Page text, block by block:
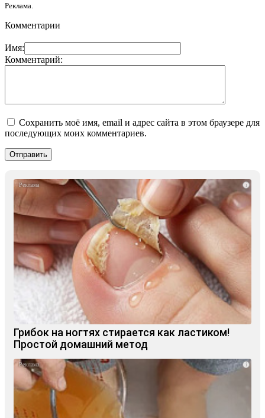
Реклама.
Комментарии
Имя:
Комментарий:
Сохранить моё имя, email и адрес сайта в этом браузере для
последующих моих комментариев.
i
Грибок на ногтях стирается как ластиком!
Простой домашний метод
i